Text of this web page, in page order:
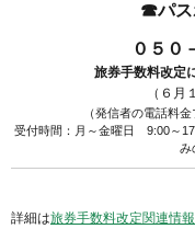
☎パス
０５０
旅券手数料改定
（６月
（発信者の電話料
受付時間：月～金曜日 9:00～
み
詳細は旅券手数料改定関連情